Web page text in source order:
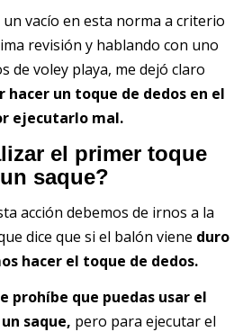
vacío en esta norma a criterio
revisión y hablando con uno
de voley playa, me dejó claro
hacer un toque de dedos en el
ejecutarlo mal.
el primer toque
saque?
acción debemos de irnos a la
dice que si el balón viene duro
hacer el toque de dedos.
prohíbe que puedas usar el
saque, pero para ejecutar el